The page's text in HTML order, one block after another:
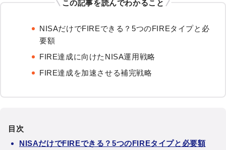
この記事を読んでわかること
NISAだけでFIREできる？5つのFIREタイプと必
要額
FIRE達成に向けたNISA運用戦略
FIRE達成を加速させる補完戦略
目次
NISAだけでFIREできる？5つのFIREタイプと必要額